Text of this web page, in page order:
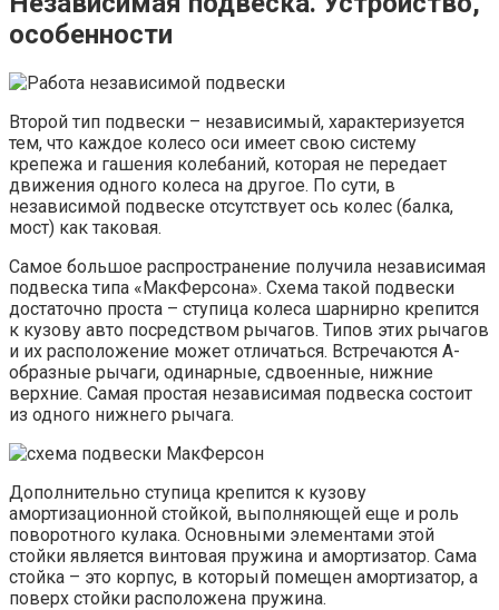
особенности
Второй тип подвески – независимый, характеризуется
тем, что каждое колесо оси имеет свою систему
крепежа и гашения колебаний, которая не передает
движения одного колеса на другое. По сути, в
независимой подвеске отсутствует ось колес (балка,
мост) как таковая.
Самое большое распространение получила независимая
подвеска типа «МакФерсона». Схема такой подвески
достаточно проста – ступица колеса шарнирно крепится
к кузову авто посредством рычагов. Типов этих рычагов
и их расположение может отличаться. Встречаются А-
образные рычаги, одинарные, сдвоенные, нижние
верхние. Самая простая независимая подвеска состоит
из одного нижнего рычага.
Дополнительно ступица крепится к кузову
амортизационной стойкой, выполняющей еще и роль
поворотного кулака. Основными элементами этой
стойки является винтовая пружина и амортизатор. Сама
стойка – это корпус, в который помещен амортизатор, а
поверх стойки расположена пружина.